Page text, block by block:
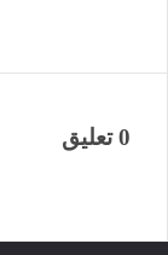
0 تعليق